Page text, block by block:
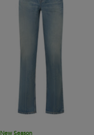
New Season